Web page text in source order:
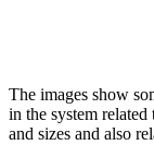
The images show
in the system
and sizes and also